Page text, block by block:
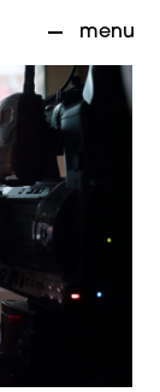
menu